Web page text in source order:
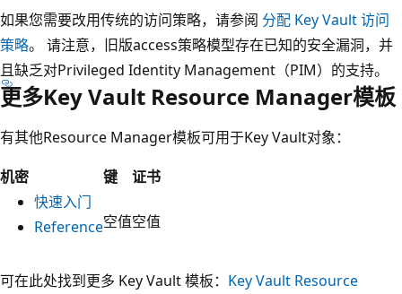
如果您需要改用传统的访问策略，请参阅 分配 Key Vault 访问
策略。 请注意，旧版access策略模型存在已知的安全漏洞，并
且缺乏对Privileged Identity Management（PIM）的支持。
更多Key Vault Resource Manager模板
有其他Resource Manager模板可用于Key Vault对象：
机密
键
证书
快速入门
Reference空值空值
可在此处找到更多 Key Vault 模板： Key Vault Resource